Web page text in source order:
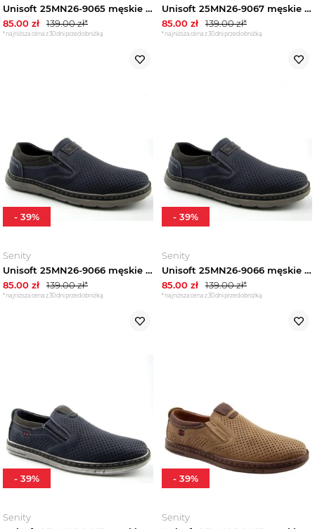
Unisoft 25MN26-9065 męskie półbuty ażurowe wiosenne brązowe
85.00 zł 139.00zł*
*najniższa cena z 30 dni przed obniżką
Unisoft 25MN26-9067 męskie półbuty ażurowe wiosenne granatowe
85.00 zł 139.00zł*
*najniższa cena z 30 dni przed obniżką
Senity
Unisoft 25MN26-9066 męskie półbuty ażurowe wiosenne granatowe
85.00 zł 139.00zł*
*najniższa cena z 30 dni przed obniżką
- 39%
Senity
Unisoft 25MN26-9066 męskie półbuty ażurowe wiosenne granatowe
85.00 zł 139.00zł*
*najniższa cena z 30 dni przed obniżką
- 39%
Senity
- 39%
Senity
- 39%